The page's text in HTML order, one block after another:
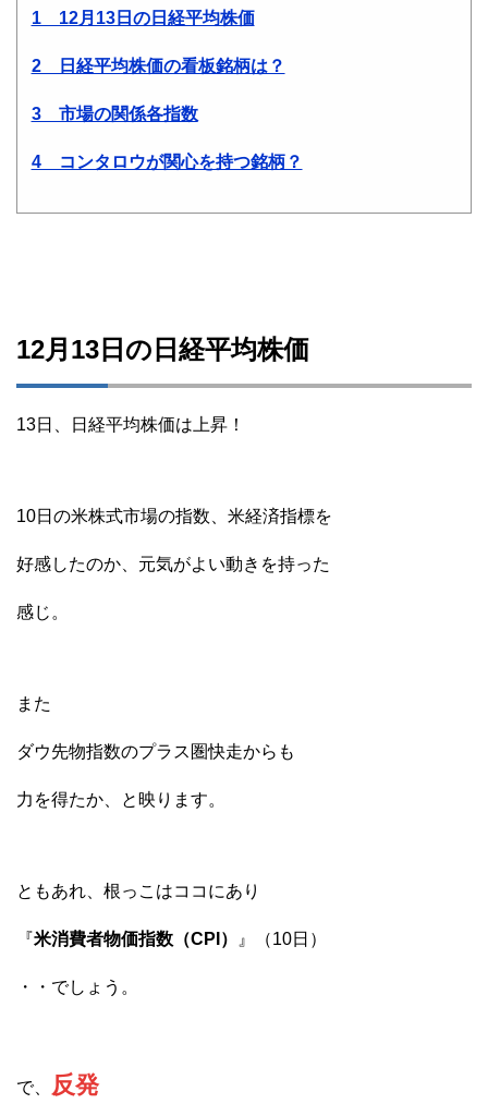
1 12月13日の日経平均株価
2 日経平均株価の看板銘柄は？
3 市場の関係各指数
4 コンタロウが関心を持つ銘柄？
12月13日の日経平均株価
13日、日経平均株価は上昇！
10日の米株式市場の指数、米経済指標を
好感したのか、元気がよい動きを持った
感じ。
また
ダウ先物指数のプラス圏快走からも
力を得たか、と映ります。
ともあれ、根っこはココにあり
『米消費者物価指数（CPI） 』（10日）
・・でしょう。
で、 反発